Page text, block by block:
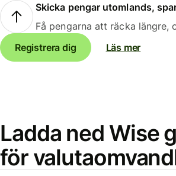
Skicka pengar utomlands,
Få pengarna att räcka längre,
Registrera dig
Läs mer
Ladda ned Wise
för